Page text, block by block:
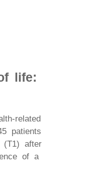
life:
related
patients
(T1) after
of a